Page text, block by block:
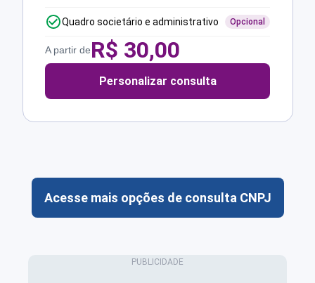
Quadro societário e administrativo Opcional
A partir deR$ 30,00
Personalizar consulta
Acesse mais opções de consulta CNPJ